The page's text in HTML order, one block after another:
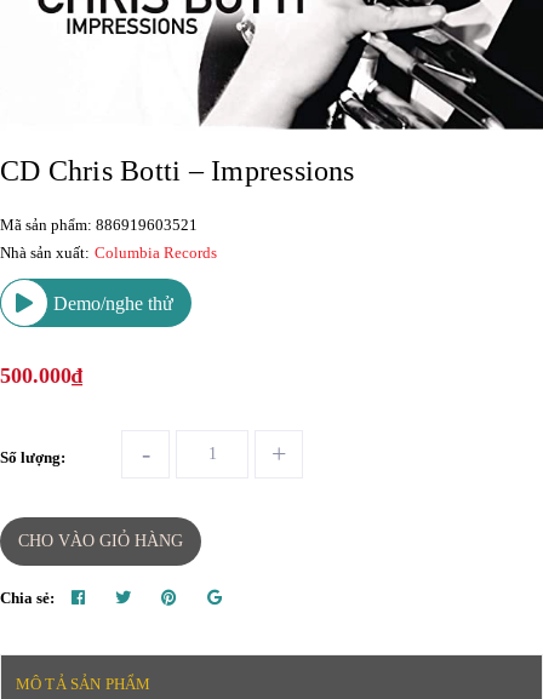
CD Chris Botti – Impressions
Mã sản phẩm: 886919603521
Nhà sản xuất: Columbia Records
Demo/nghe thử
500.000₫
Số lượng: - +
CHO VÀO GIỎ HÀNG
Chia sẻ:
MÔ TẢ SẢN PHẨM